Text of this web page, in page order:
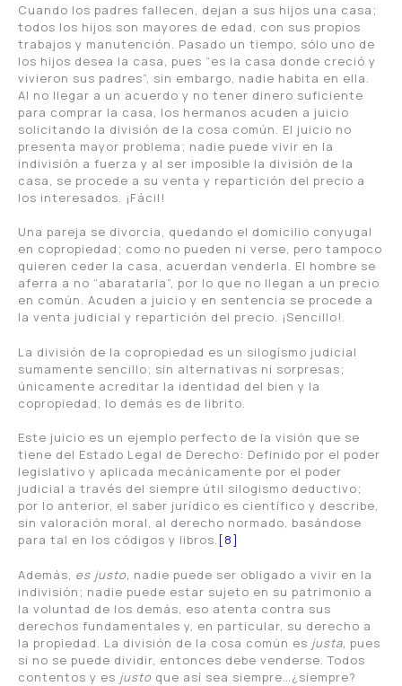
Cuando los padres fallecen, dejan a sus hijos una casa;
todos los hijos son mayores de edad, con sus propios
trabajos y manutención. Pasado un tiempo, sólo uno de
los hijos desea la casa, pues “es la casa donde creció y
vivieron sus padres”, sin embargo, nadie habita en ella.
Al no llegar a un acuerdo y no tener dinero suficiente
para comprar la casa, los hermanos acuden a juicio
solicitando la división de la cosa común. El juicio no
presenta mayor problema; nadie puede vivir en la
indivisión a fuerza y al ser imposible la división de la
casa, se procede a su venta y repartición del precio a
los interesados. ¡Fácil!
Una pareja se divorcia, quedando el domicilio conyugal
en copropiedad; como no pueden ni verse, pero tampoco
quieren ceder la casa, acuerdan venderla. El hombre se
aferra a no “abaratarla”, por lo que no llegan a un precio
en común. Acuden a juicio y en sentencia se procede a
la venta judicial y repartición del precio. ¡Sencillo!.
La división de la copropiedad es un silogísmo judicial
sumamente sencillo; sin alternativas ni sorpresas;
únicamente acreditar la identidad del bien y la
copropiedad, lo demás es de librito.
Este juicio es un ejemplo perfecto de la visión que se
tiene del Estado Legal de Derecho: Definido por el poder
legislativo y aplicada mecánicamente por el poder
judicial a través del siempre útil silogismo deductivo;
por lo anterior, el saber jurídico es científico y describe,
sin valoración moral, al derecho normado, basándose
para tal en los códigos y libros. [8]
Además, es justo, nadie puede ser obligado a vivir en la
indivisión; nadie puede estar sujeto en su patrimonio a
la voluntad de los demás, eso atenta contra sus
derechos fundamentales y, en particular, su derecho a
la propiedad. La división de la cosa común es justa, pues
si no se puede dividir, entonces debe venderse. Todos
contentos y es justo que así sea siempre…¿siempre?